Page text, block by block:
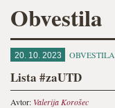
Obvestila
20. 10. 2023 OBVESTILA
Lista #zaUTD
Avtor: Valerija Korošec